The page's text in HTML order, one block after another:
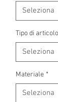
Tipo di articolo
Materiale *